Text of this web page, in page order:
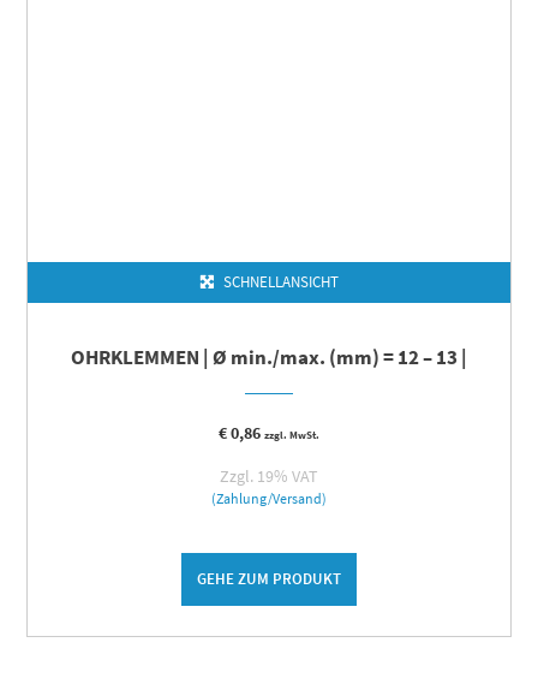
SCHNELLANSICHT
OHRKLEMMEN | Ø min./max. (mm) = 12 – 13 |
€0,86 zzgl. MwSt.
Zzgl. 19% VAT
(Zahlung/Versand)
GEHE ZUM PRODUKT